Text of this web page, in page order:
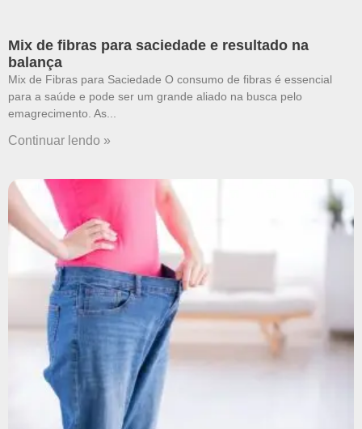
Mix de fibras para saciedade e resultado na
balança
Mix de Fibras para Saciedade O consumo de fibras é essencial
para a saúde e pode ser um grande aliado na busca pelo
emagrecimento. As
Continuar lendo »